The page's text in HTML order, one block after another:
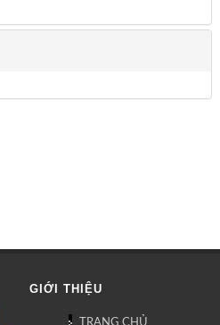
GIỚI THIỆU
TRANG CHỦ